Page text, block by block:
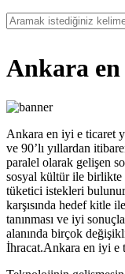
Ankara en
Ankara en iyi e ticaret
ve 90’lı yıllardan
paralel olarak gelişen
sosyal kültür ile birlikte
tüketici istekleri
karşısında hedef kitle
tanınması ve iyi
alanında birçok
İhracat.Ankara en iyi e